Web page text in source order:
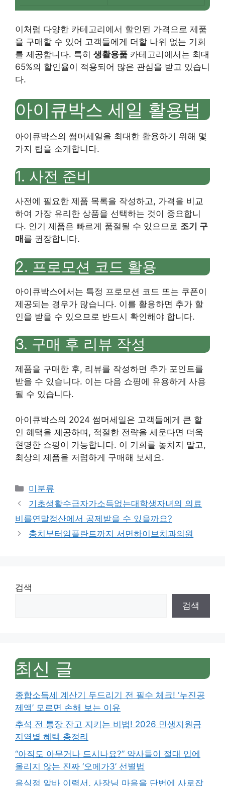
이처럼 다양한 카테고리에서 할인된 가격으로 제품
을 구매할 수 있어 고객들에게 더할 나위 없는 기회
를 제공합니다. 특히 생활용품 카테고리에서는 최대
65%의 할인율이 적용되어 많은 관심을 받고 있습니
다.
아이큐박스 세일 활용법
아이큐박스의 썸머세일을 최대한 활용하기 위해 몇
가지 팁을 소개합니다.
1. 사전 준비
사전에 필요한 제품 목록을 작성하고, 가격을 비교
하여 가장 유리한 상품을 선택하는 것이 중요합니
다. 인기 제품은 빠르게 품절될 수 있으므로 조기 구
매 를 권장합니다.
2. 프로모션 코드 활용
아이큐박스에서는 특정 프로모션 코드 또는 쿠폰이
제공되는 경우가 많습니다. 이를 활용하면 추가 할
인을 받을 수 있으므로 반드시 확인해야 합니다.
3. 구매 후 리뷰 작성
제품을 구매한 후, 리뷰를 작성하면 추가 포인트를
받을 수 있습니다. 이는 다음 쇼핑에 유용하게 사용
될 수 있습니다.
아이큐박스의 2024 썸머세일은 고객들에게 큰 할
인 혜택을 제공하며, 적절한 전략을 세운다면 더욱
현명한 쇼핑이 가능합니다. 이 기회를 놓치지 말고,
최상의 제품을 저렴하게 구매해 보세요.
Categories
미분류
기초생활수급자가소득없는대학생자녀의 의료
비를연말정산에서 공제받을 수 있을까요?
충치부터임플란트까지 서면하이브치과의원
검색
검색
최신 글
종합소득세 계산기 두드리기 전 필수 체크! ‘누진공
제액’ 모르면 손해 보는 이유
추석 전 통장 잔고 지키는 비법! 2026 민생지원금
지역별 혜택 총정리
“아직도 아무거나 드시나요?” 약사들이 절대 입에
올리지 않는 진짜 ‘오메가3’ 선별법
음식점 알바 이력서, 사장님 마음을 단번에 사로잡